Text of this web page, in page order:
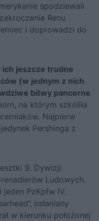
spodziewali
Renu
i doprowadzi do
ich jeszcze trudne
(w jednym z nich
bitwy pancerne
na którym szkoliła
Najpierw
Pershinga z
9. Dywizji
Ludowych.
PzKpfw IV.
osłaniany
w kierunku położonej